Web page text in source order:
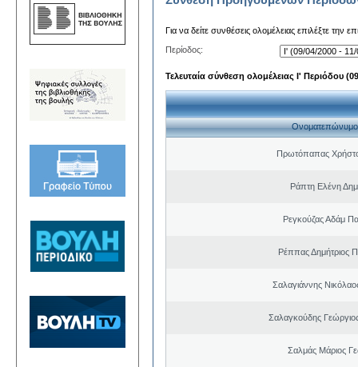
Για να δείτε συνθέσεις ολομέλειας επιλέξτε την
Περίοδος:
Τελευταία σύνθεση ολομέλειας Ι' Περιόδου
Ονοματεπώνυμο
Πρωτόπαπας
Ράπτη Ελένη
Ρεγκούζας Αδάμ
Ρέππας Δημήτριος
Σαλαγιάννης
Σαλαγκούδης
Σαλμάς Μάριος